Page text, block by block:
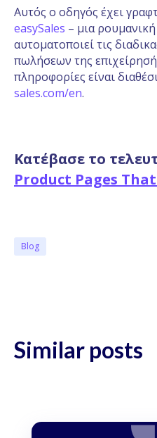
Αυτός ο οδηγός έχει
easySales – μια
αυτοματοποιεί τις
πωλήσεων της
πληροφορίες είναι
sales.com/en.
Κατέβασε το
Product Pages
Blog
Similar posts